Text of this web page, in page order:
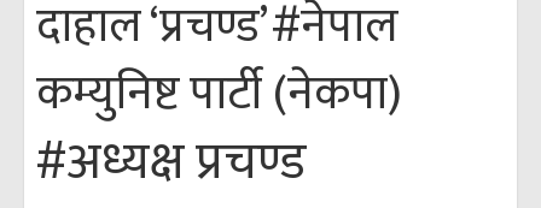
दाहाल ‘प्रचण्ड’#नेपाल
कम्युनिष्ट पार्टी (नेकपा)
#अध्यक्ष प्रचण्ड